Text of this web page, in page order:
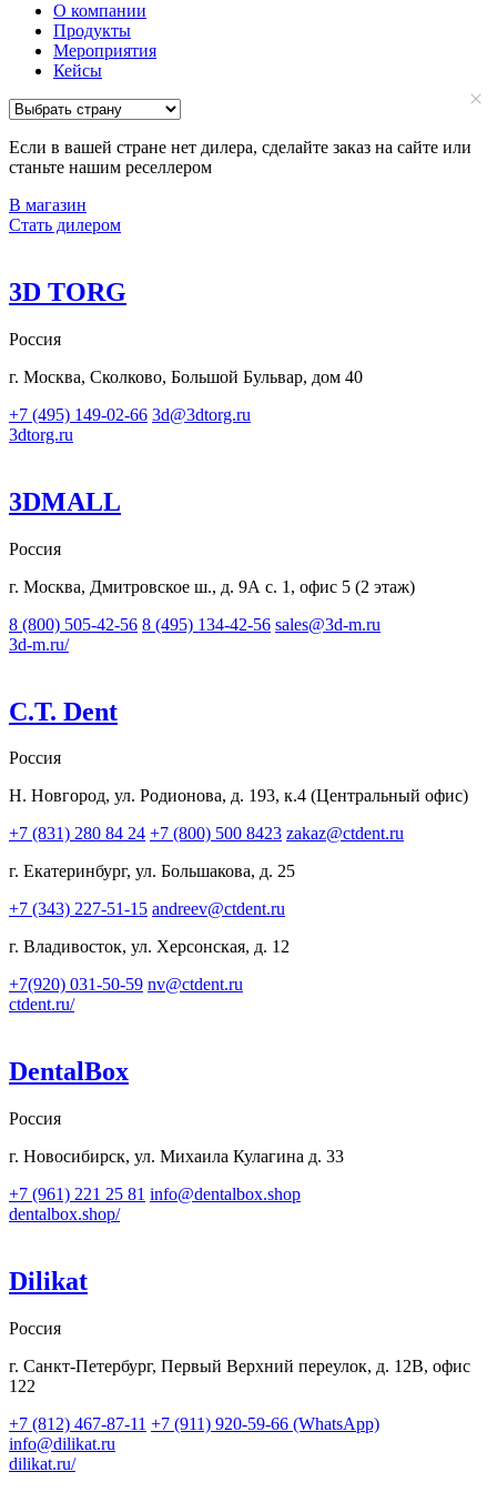
О компании
Продукты
Мероприятия
Кейсы
Если в вашей стране нет дилера, сделайте заказ на сайте или
станьте нашим реселлером
В магазин
Стать дилером
3D TORG
Россия
г. Москва, Сколково, Большой Бульвар, дом 40
+7 (495) 149-02-66 3d@3dtorg.ru
3dtorg.ru
3DMALL
Россия
г. Москва, Дмитровское ш., д. 9А с. 1, офис 5 (2 этаж)
8 (800) 505-42-56 8 (495) 134-42-56 sales@3d-m.ru
3d-m.ru/
C.T. Dent
Россия
Н. Новгород, ул. Родионова, д. 193, к.4 (Центральный офис)
+7 (831) 280 84 24 +7 (800) 500 8423 zakaz@ctdent.ru
г. Екатеринбург, ул. Большакова, д. 25
+7 (343) 227-51-15 andreev@ctdent.ru
г. Владивосток, ул. Херсонская, д. 12
+7(920) 031-50-59 nv@ctdent.ru
ctdent.ru/
DentalBox
Россия
г. Новосибирск, ул. Михаила Кулагина д. 33
+7 (961) 221 25 81 info@dentalbox.shop
dentalbox.shop/
Dilikat
Россия
г. Санкт-Петербург, Первый Верхний переулок, д. 12В, офис
122
+7 (812) 467-87-11 +7 (911) 920-59-66 (WhatsApp)
info@dilikat.ru
dilikat.ru/